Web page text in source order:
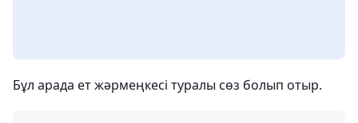
Бұл арада ет жәрмеңкесі туралы сөз болып отыр.